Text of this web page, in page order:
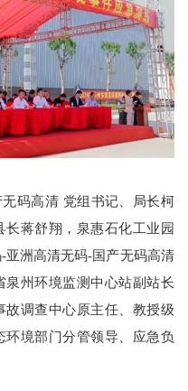
码高清 党组书记、局长柯
蒋舒翔，泉惠石化工业园
洲高清无码-国产无码高清
泉州环境监测中心站副站长
调查中心原主任、教授级
境部门分管领导、应急负